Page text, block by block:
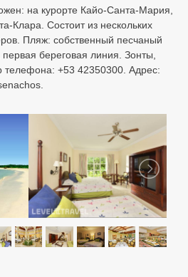
на курорте Кайо-Санта-Мария,
Клара. Состоит из нескольких
Пляж: собственный песчаный
береговая линия. Зонты,
+53 42350300. Адрес: